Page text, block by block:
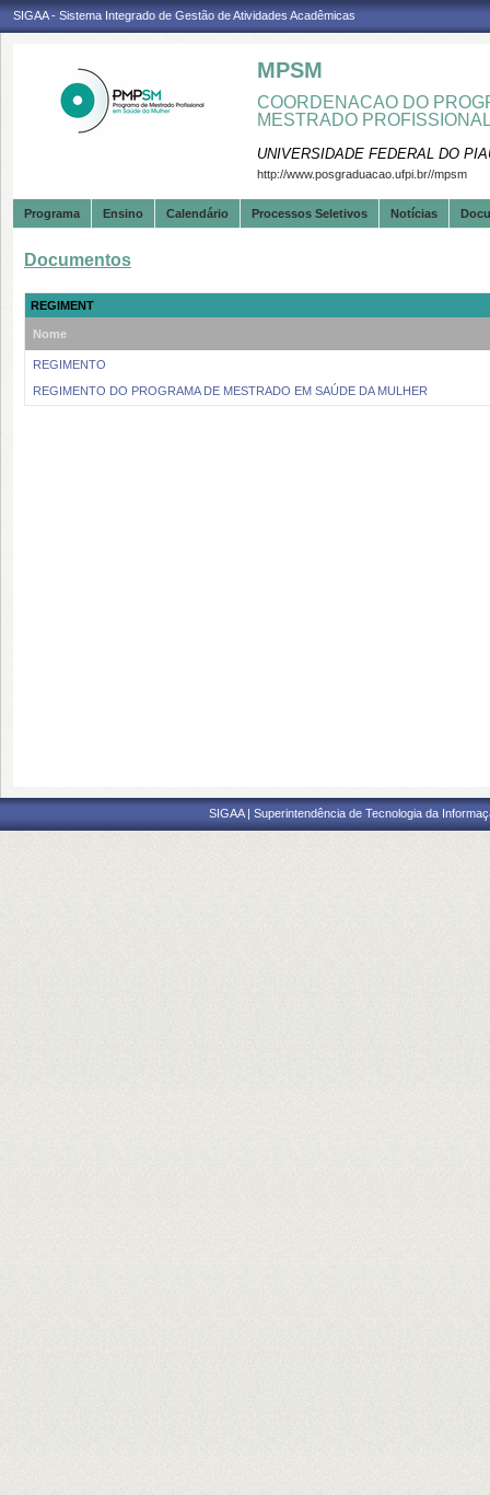
SIGAA - Sistema Integrado de Gestão de Atividades Acadêmicas
MPSM
COORDENACAO DO
MESTRADO
UNIVERSIDADE FEDERAL DO
http://www.posgraduacao.ufpi.br//mpsm
Programa Ensino Calendário Processos Seletivos Notícias
Documentos
REGIMENT
Nome
REGIMENTO
REGIMENTO DO PROGRAMA DE MESTRADO EM SAÚDE DA MULHER
SIGAA | Superintendência de Tecnologia da